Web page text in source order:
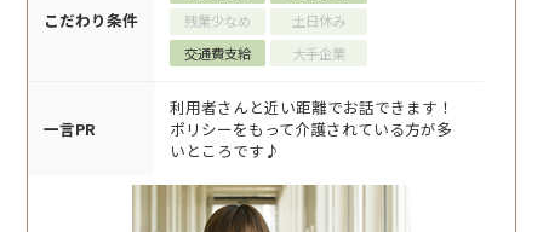
こだわり条件
残業少なめ
土日休み
交通費支給
大手企業
一言PR
利用者さんと近い距離でお話できます！
ポリシーをもって介護されている方が多
いところです♪